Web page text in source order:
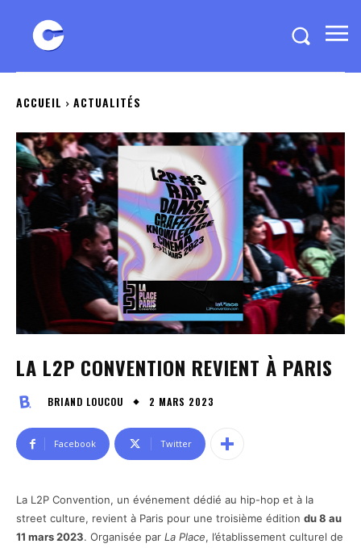
ACCUEIL ACTUALITÉS
LA L2P CONVENTION REVIENT À PARIS
BRIAND LOUCOU 2 MARS 2023
Facebook Twitter
La L2P Convention, un événement dédié au hip-hop et à la
street culture, revient à Paris pour une troisième édition du 8 au
11 mars 2023. Organisée par La Place, l’établissement culturel de